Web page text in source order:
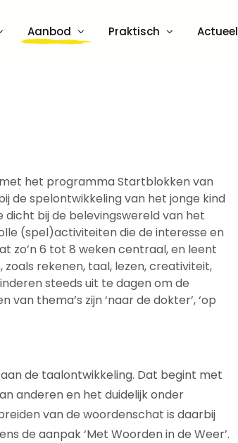
Aanbod Praktisch Actueel
het programma Startblokken van
de spelontwikkeling van het jonge kind
dicht bij de belevingswereld van het
(spel)activiteiten die de interesse en
zo’n 6 tot 8 weken centraal, en leent
rekenen, taal, lezen, creativiteit,
steeds uit te dagen om de
thema’s zijn ‘naar de dokter’, ‘op
de taalontwikkeling. Dat begint met
anderen en het duidelijk onder
van de woordenschat is daarbij
de aanpak ‘Met Woorden in de Weer’.